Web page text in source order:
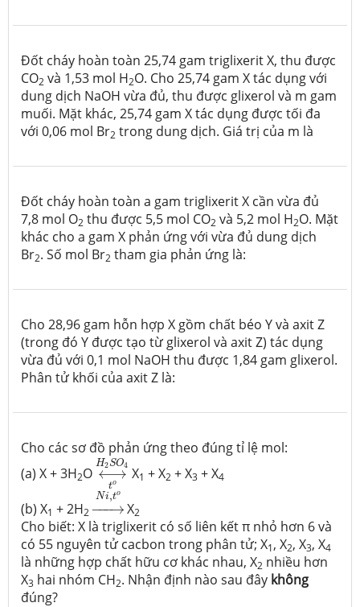
Đốt cháy hoàn toàn 25,74 gam triglixerit X, thu được
CO2 và 1,53 mol H2O. Cho 25,74 gam X tác dụng với
dung dịch NaOH vừa đủ, thu được glixerol và m gam
muối. Mặt khác, 25,74 gam X tác dụng được tối đa
với 0,06 mol Br2 trong dung dịch. Giá trị của m là
Đốt cháy hoàn toàn a gam triglixerit X cần vừa đủ
7,8 mol O2 thu được 5,5 mol CO2 và 5,2 mol H2O. Mặt
khác cho a gam X phản ứng với vừa đủ dung dịch
Br2. Số mol Br2 tham gia phản ứng là:
Cho 28,96 gam hỗn hợp X gồm chất béo Y và axit Z
(trong đó Y được tạo từ glixerol và axit Z) tác dụng
vừa đủ với 0,1 mol NaOH thu được 1,84 gam glixerol.
Phân tử khối của axit Z là:
Cho các sơ đồ phản ứng theo đúng tỉ lệ mol:
(a) X + 3H2O
H2SO4
⟷
to
⟷H2SO4to
X1 + X2 + X3 + X4
(b) X1 + 2H2
Ni,to
−−−→
→Ni
X2
Cho biết: X là triglixerit có số liên kết π nhỏ hơn 6 và
có 55 nguyên tử cacbon trong phân tử; X1, X2, X3, X4
là những hợp chất hữu cơ khác nhau, X2 nhiều hơn
X3 hai nhóm CH2. Nhận định nào sau đây không
đúng?